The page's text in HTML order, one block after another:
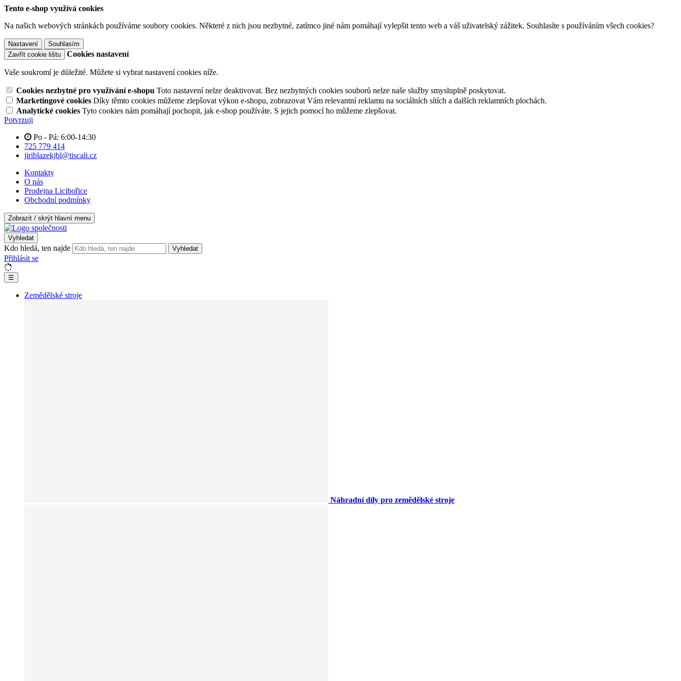
Tento e-shop využívá cookies
Na našich webových stránkách používáme soubory cookies. Některé z nich jsou nezbytné, zatímco jiné nám pomáhají vylepšit tento web a váš uživatelský zážitek. Souhlasíte s používáním všech cookies?
Nastavení
Souhlasím
Zavřít cookie lištu
Cookies nastavení
Vaše soukromí je důležité. Můžete si vybrat nastavení cookies níže.
Cookies nezbytné pro využívání e-shopu Toto nastavení nelze deaktivovat. Bez nezbytných cookies souborů nelze naše služby smysluplně poskytovat.
Marketingové cookies Díky těmto cookies můžeme zlepšovat výkon e-shopu, zobrazovat Vám relevantní reklamu na sociálních sítích a dalších reklamních plochách.
Analytické cookies Tyto cookies nám pomáhají pochopit, jak e-shop používáte. S jejich pomocí ho můžeme zlepšovat.
Potvrzuji
Po - Pá: 6:00-14:30
725 779 414
jiriblazekjbl@tiscali.cz
Kontakty
O nás
Prodejna Licibořice
Obchodní podmínky
Zobrazit / skrýt hlavní menu
Vyhledat
Kdo hledá, ten najde Vyhledat
Přihlásit se
☰
Zemědělské stroje
Náhradní díly pro zemědělské stroje